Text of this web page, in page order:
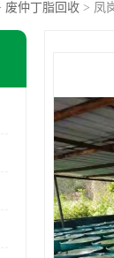
废仲丁脂回收 > 凤